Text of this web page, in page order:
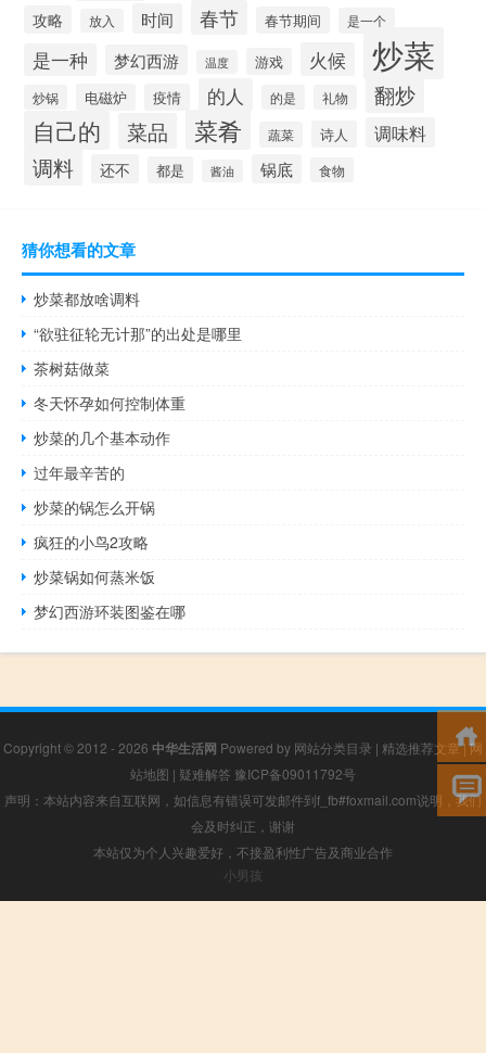
攻略 放入 时间 春节 春节期间 是一个
是一种 梦幻西游 温度 游戏 火候 炒菜
炒锅 电磁炉 疫情 的人 的是 礼物 翻炒
自己的 菜品 菜肴 蔬菜 诗人 调味料
调料 还不 都是 酱油 锅底 食物
猜你想看的文章
炒菜都放啥调料
“欲驻征轮无计那”的出处是哪里
茶树菇做菜
冬天怀孕如何控制体重
炒菜的几个基本动作
过年最辛苦的
炒菜的锅怎么开锅
疯狂的小鸟2攻略
炒菜锅如何蒸米饭
梦幻西游环装图鉴在哪
Copyright © 2012 - 2026 中华生活网 Powered by 网站分类目录 | 精选推荐文章|网
站地图 | 疑难解答 豫ICP备09011792号
声明：本站内容来自互联网，如信息有错误可发邮件到f_fb#foxmail.com说明，我们
会及时纠正，谢谢
本站仅为个人兴趣爱好，不接盈利性广告及商业合作
小男孩